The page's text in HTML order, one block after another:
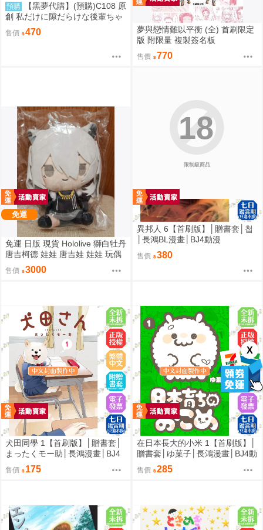
X
預購
【黑夢代購】(預購)C108 原
創 私だけに隙だらけな後輩ちゃ
ん 社團名:saeu 繪師:saeu
售價 470
夢與戀情難以平衡 (全) 首刷限定
版 附限量 複製簽名板
售價 770
免運
免運 日版 現貨 Hololive 獅白牡丹
唐吉柯德 娃娃 唐吉娃 娃娃 玩偶
ドン・キホーテ もちどる 獅白ぼ
たん
售價 3000
限制級商品
18
異邦人 6【首刷版】│贈書套│첩
│長鴻BL漫畫│BJ4動漫
售價 380
犬田同學 1【首刷版】│贈書套│
まったくモー助│長鴻漫畫│BJ4
售價 175
在日本長大的小米 1【首刷版】│
贈書套│ゆ菓子│長鴻漫畫│BJ4動
售價 285